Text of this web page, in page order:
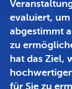
evaluiert, um
abgestimmt
zu
hat das Ziel,